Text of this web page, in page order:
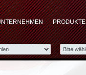
PRODUKTE